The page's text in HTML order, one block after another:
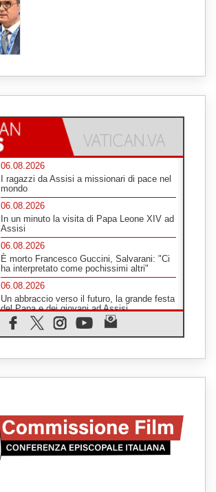
06.08.2026
I ragazzi da Assisi a missionari di pace nel
mondo
06.08.2026
In un minuto la visita di Papa Leone XIV ad
Assisi
06.08.2026
È morto Francesco Guccini, Salvarani: "Ci
ha interpretato come pochissimi altri"
06.08.2026
Un abbraccio verso il futuro, la grande festa
del Papa e dei giovani ad Assisi
06.08.2026
Il grazie dei giovani al Papa: "Oggi ci
Leone XIV: la rivoluzione del Vangelo
06.08.2026
Fra Marco Vianelli: alla scuola di san
Francesco per imparare il Vangelo della
pace